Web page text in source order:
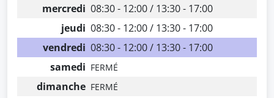
mercredi 08:30 - 12:00 / 13:30 - 17:00
jeudi 08:30 - 12:00 / 13:30 - 17:00
vendredi 08:30 - 12:00 / 13:30 - 17:00
samedi FERMÉ
dimanche FERMÉ